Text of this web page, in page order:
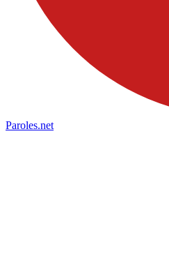
Paroles.net